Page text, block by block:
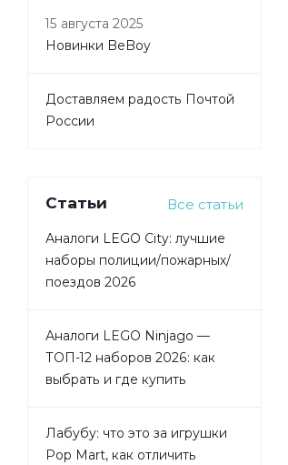
15 августа 2025
Новинки BeBoy
Доставляем радость Почтой
России
Статьи Все статьи
Аналоги LEGO City: лучшие
наборы полиции/пожарных/
поездов 2026
Аналоги LEGO Ninjago —
ТОП-12 наборов 2026: как
выбрать и где купить
Лабубу: что это за игрушки
Pop Mart, как отличить